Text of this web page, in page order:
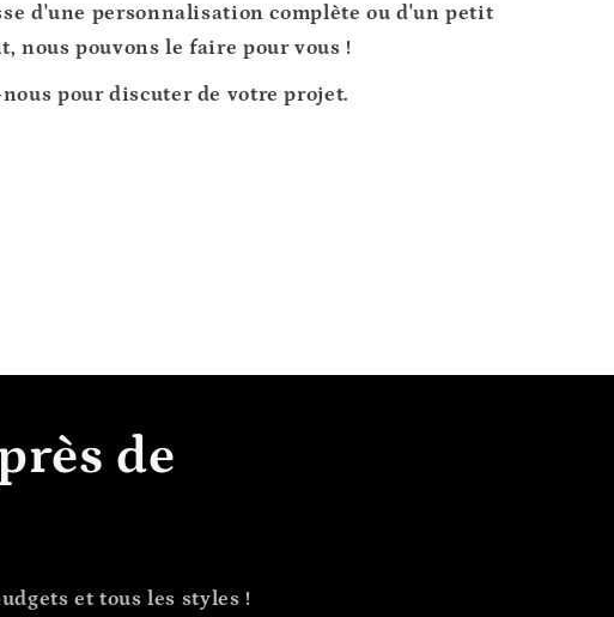
d'une personnalisation complète ou d'un petit
nous pouvons le faire pour vous !
nous pour discuter de votre projet.
de
et tous les styles !